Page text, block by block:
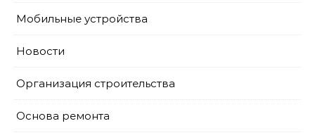
Мобильные устройства
Новости
Организация строительства
Основа ремонта